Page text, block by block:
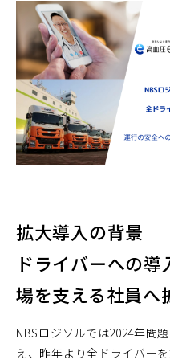
拡大導入の背景
ドライバーへの
場を支える社員へ
NBSロジソルでは2024年問
え、昨年より全ドライバー